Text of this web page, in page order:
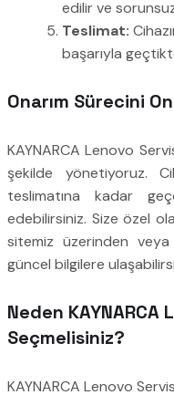
edilir ve
Teslimat:
başarıyla
Onarım Sürecini
KAYNARCA Lenovo
şekilde yönetiyoruz.
teslimatına kadar
edebilirsiniz. Size özel
sitemiz üzerinden veya
güncel bilgilere
Neden KAYNARCA
Seçmelisiniz?
KAYNARCA Lenovo